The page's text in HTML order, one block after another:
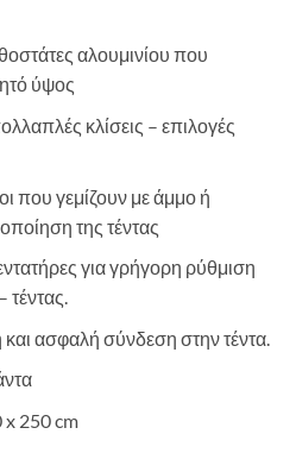
αλουμινίου που
ύψος
κλίσεις – επιλογές
που γεμίζουν με άμμο ή
της τέντας
για γρήγορη ρύθμιση
ασφαλή σύνδεση στην τέντα.
x 250 cm